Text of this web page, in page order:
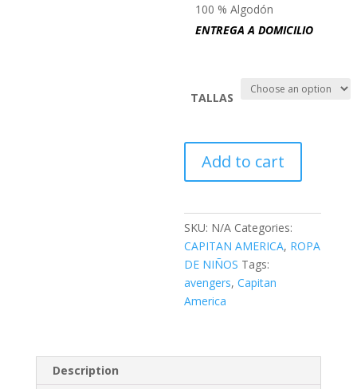
100 % Algodón
ENTREGA A DOMICILIO
TALLAS
AMERICA
-
quantity
Add to cart
SKU: N/A Categories:
CAPITAN AMERICA, ROPA
DE NIÑOS Tags:
avengers,Capitan
America
Description